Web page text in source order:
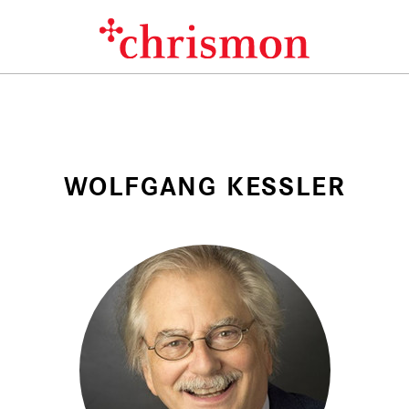
WOLFGANG KESSLER